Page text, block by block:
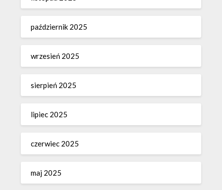
październik 2025
wrzesień 2025
sierpień 2025
lipiec 2025
czerwiec 2025
maj 2025